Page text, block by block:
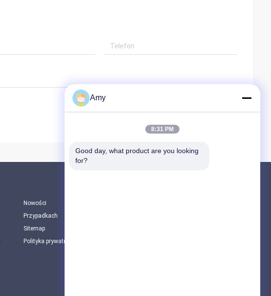
Nowości
Przypadkach
Sitemap
Polityka prywatności
Amy
8:31 PM
Good day, what product are you looking
for?